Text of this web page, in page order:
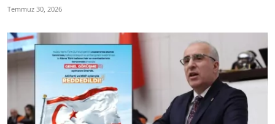
Temmuz 30, 2026